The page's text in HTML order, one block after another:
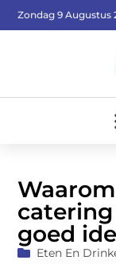
Zondag 9 Augustus
goed
Eten En